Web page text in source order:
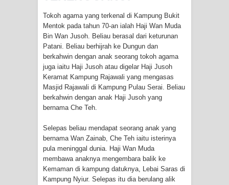
FASIH. TAPI SINGA PUN TUNDUK
PADANYA
SHAYKH TAREKAT ATAU TUKANG
SIHIR? JANGAN MUDAH
TERPESONA, JANGAN JUGA
MUDAH MENGHUKUM
DI TANGAN MURSYID, CINTA
MENEMUKAN JALAN PULANG
Tokoh agama yang terkenal di Kampung Bukit
Mentok pada tahun 70-an ialah Haji Wan Muda
Bin Wan Jusoh. Beliau berasal dari keturunan
Patani. Beliau berhijrah ke Dungun dan
berkahwin dengan anak seorang tokoh agama
juga iaitu Haji Jusoh atau digelar Haji Jusoh
Keramat Kampung Rajawali yang mengasas
Masjid Rajawali di Kampung Pulau Serai. Beliau
berkahwin dengan anak Haji Jusoh yang
bernama Che Teh.
Selepas beliau mendapat seorang anak yang
bernama Wan Zainab, Che Teh iaitu isterinya
pula meninggal dunia. Haji Wan Muda
membawa anaknya mengembara balik ke
Kemaman di kampung datuknya, Lebai Saras di
Kampung Nyiur. Selepas itu dia berulang alik